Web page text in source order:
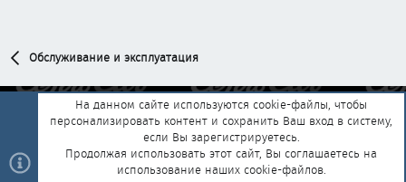
Обслуживание и эксплуатация
Обратная связь
Условия и правила
Политика конфиденциальности
Помощь Главная
R
На данном сайте используются cookie-файлы, чтобы
персонализировать контент и сохранить Ваш вход в систему,
если Вы зарегистрируетесь.
Продолжая использовать этот сайт, Вы соглашаетесь на
использование наших cookie-файлов.